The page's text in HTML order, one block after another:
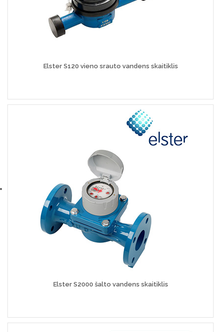
Elster S120 vieno srauto vandens skaitiklis
Elster S2000 šalto vandens skaitiklis